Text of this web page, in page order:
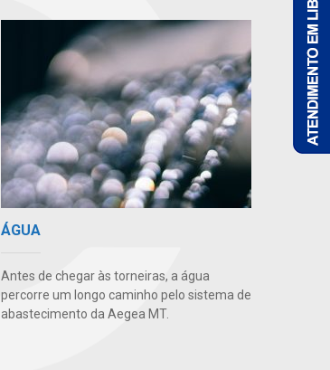
ÁGUA
Antes de chegar às torneiras, a água
percorre um longo caminho pelo sistema de
abastecimento da Aegea MT.